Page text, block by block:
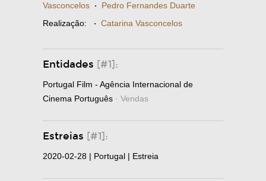
Vasconcelos · Pedro Fernandes Duarte
Realização: · Catarina Vasconcelos
Entidades [#1]:
Portugal Film - Agência Internacional de
Cinema Português · Vendas
Estreias [#1]:
2020-02-28 | Portugal | Estreia